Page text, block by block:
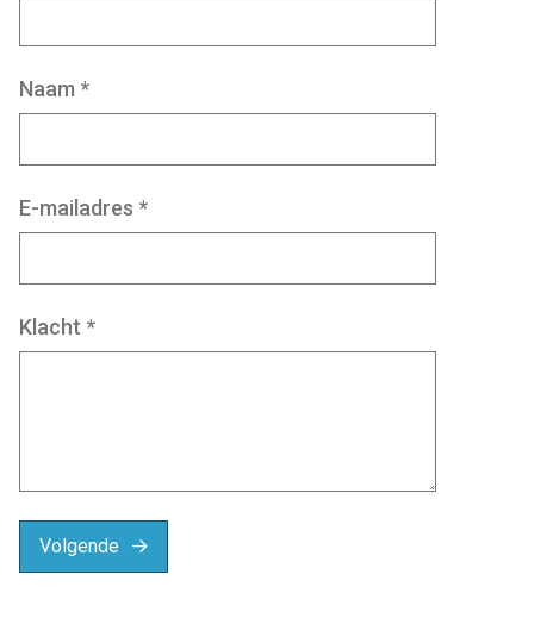
Naam *
E-mailadres *
Klacht *
Volgende